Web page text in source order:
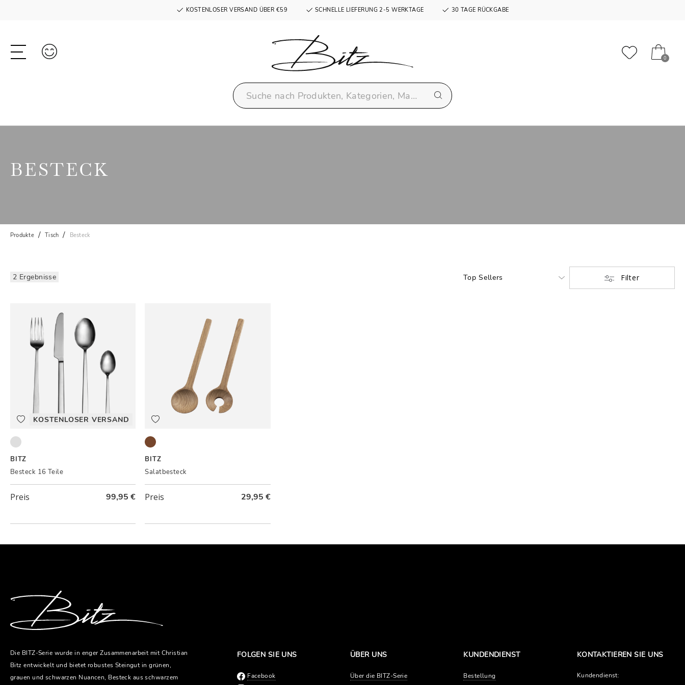
KOSTENLOSER VERSAND ÜBER €59 SCHNELLE LIEFERUNG 2-5 WERKTAGE 30 TAGE RÜCKGABE
0
BESTECK
Produkte Tisch Besteck
2 Ergebnisse Filter
KOSTENLOSER VERSAND
Satin finish
BITZ
Besteck 16 Teile
Preis 99,95 €
Oak
BITZ
Salatbesteck
Preis 29,95 €
Die BITZ-Serie wurde in enger Zusammenarbeit mit Christian
Bitz entwickelt und bietet robustes Steingut in grünen,
grauen und schwarzen Nuancen, Besteck aus schwarzem
FOLGEN SIE UNS
Facebook
ÜBER UNS
Über die BITZ-Serie
KUNDENDIENST
Bestellung
KONTAKTIEREN SIE UNS
Kundendienst: